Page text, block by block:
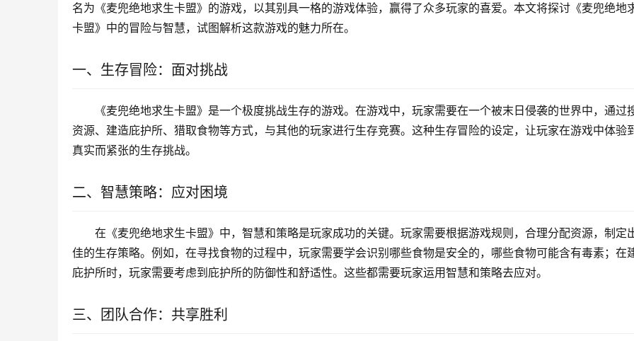
名为《麦兜绝地求生卡盟》的游戏，以其别具一格的游戏体验，赢得了众多玩家的喜爱。本文将探讨《麦兜绝地
卡盟》中的冒险与智慧，试图解析这款游戏的魅力所在。
一、生存冒险：面对挑战
《麦兜绝地求生卡盟》是一个极度挑战生存的游戏。在游戏中，玩家需要在一个被末日侵袭的世界中，通过
资源、建造庇护所、猎取食物等方式，与其他的玩家进行生存竞赛。这种生存冒险的设定，让玩家在游戏中体验
真实而紧张的生存挑战。
二、智慧策略：应对困境
在《麦兜绝地求生卡盟》中，智慧和策略是玩家成功的关键。玩家需要根据游戏规则，合理分配资源，制定
佳的生存策略。例如，在寻找食物的过程中，玩家需要学会识别哪些食物是安全的，哪些食物可能含有毒素；在
庇护所时，玩家需要考虑到庇护所的防御性和舒适性。这些都需要玩家运用智慧和策略去应对。
三、团队合作：共享胜利